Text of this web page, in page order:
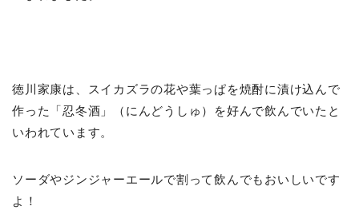
徳川家康は、スイカズラの花や葉っぱを焼酎に漬け込んで
作った「忍冬酒」（にんどうしゅ）を好んで飲んでいたと
いわれています。
ソーダやジンジャーエールで割って飲んでもおいしいです
よ！